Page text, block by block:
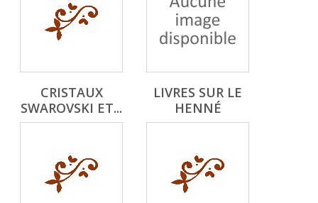
CRISTAUX
SWAROVSKI ET...
LIVRES SUR LE
HENNÉ